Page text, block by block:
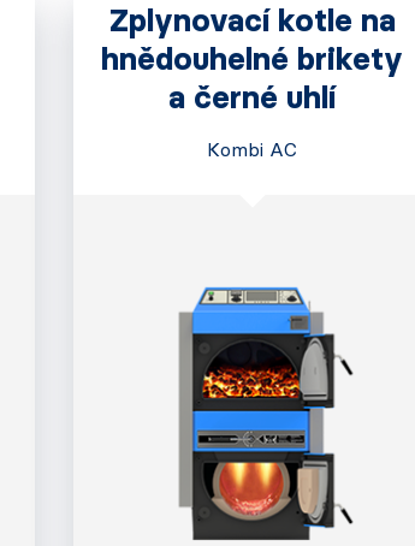
Zplynovací kotle na
hnědouhelné brikety
a černé uhlí
Kombi AC